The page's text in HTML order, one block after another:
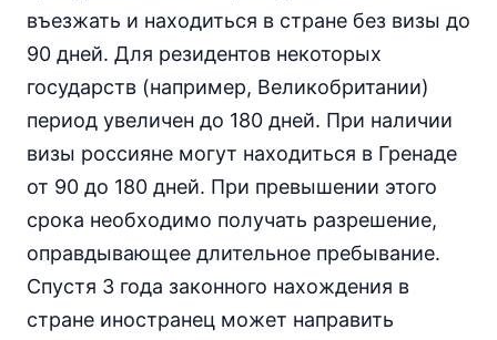
въезжать и находиться в стране без визы до
90 дней. Для резидентов некоторых
государств (например, Великобритании)
период увеличен до 180 дней. При наличии
визы россияне могут находиться в Гренаде
от 90 до 180 дней. При превышении этого
срока необходимо получать разрешение,
оправдывающее длительное пребывание.
Спустя 3 года законного нахождения в
стране иностранец может направить